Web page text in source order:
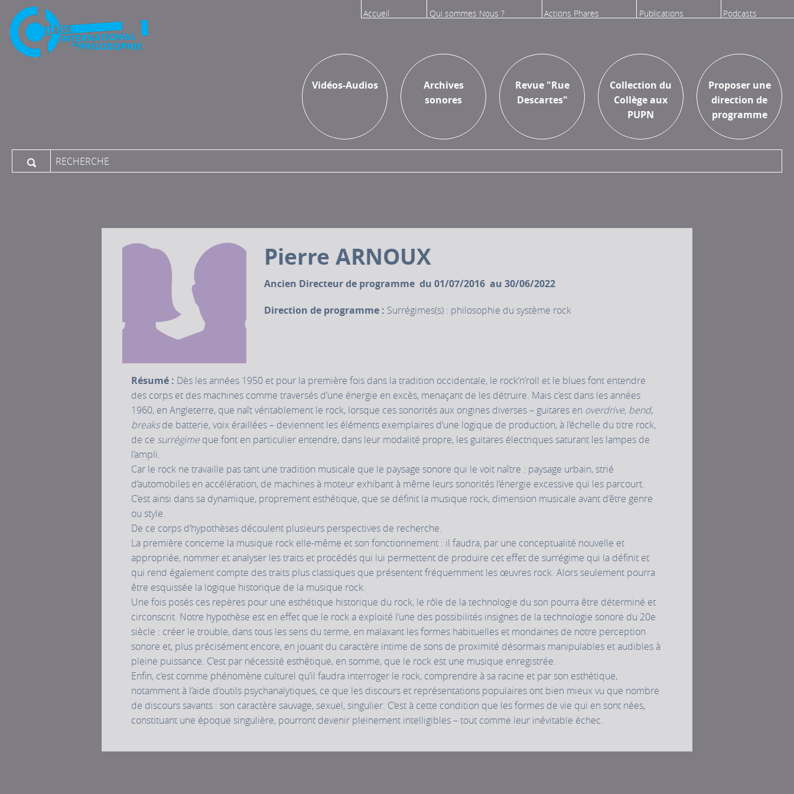
Accueil Qui sommes Nous ? Actions Phares Publications Podcasts
Proposer une
direction de
programme
Proposer une
recherche
Collection du
Collège aux
PUPN
Aux Presses
Universitaires
Paris Nanterre
Revue "Rue
Descartes"
Archives
sonores
Sur l'Inathèque
Vidéos-Audios
Vidéos
Pierre ARNOUX
Ancien Directeur de programme du 01/07/2016 au 30/06/2022
Direction de programme : Surrégimes(s) : philosophie du système rock
Résumé : Dès les années 1950 et pour la première fois dans la tradition occidentale, le rock’n’roll et le blues font entendre
des corps et des machines comme traversés d’une énergie en excès, menaçant de les détruire. Mais c’est dans les années
1960, en Angleterre, que naît véritablement le rock, lorsque ces sonorités aux origines diverses – guitares en overdrive, bend,
breaksde batterie, voix éraillées – deviennent les éléments exemplaires d’une logique de production, à l’échelle du titre rock,
de ce surrégimeque font en particulier entendre, dans leur modalité propre, les guitares électriques saturant les lampes de
l’ampli.
Car le rock ne travaille pas tant une tradition musicale que le paysage sonore qui le voit naître : paysage urbain, strié
d’automobiles en accélération, de machines à moteur exhibant à même leurs sonorités l’énergie excessive qui les parcourt.
C’est ainsi dans sa dynamique, proprement esthétique, que se définit la musique rock, dimension musicale avant d’être genre
ou style.
De ce corps d’hypothèses découlent plusieurs perspectives de recherche.
La première concerne la musique rock elle-même et son fonctionnement : il faudra, par une conceptualité nouvelle et
appropriée, nommer et analyser les traits et procédés qui lui permettent de produire cet effet de surrégime qui la définit et
qui rend également compte des traits plus classiques que présentent fréquemment les œuvres rock. Alors seulement pourra
être esquissée la logique historique de la musique rock.
Une fois posés ces repères pour une esthétique historique du rock, le rôle de la technologie du son pourra être déterminé et
circonscrit. Notre hypothèse est en effet que le rock a exploité l’une des possibilités insignes de la technologie sonore du 20e
siècle : créer le trouble, dans tous les sens du terme, en malaxant les formes habituelles et mondaines de notre perception
sonore et, plus précisément encore, en jouant du caractère intime de sons de proximité désormais manipulables et audibles à
pleine puissance. C’est par nécessité esthétique, en somme, que le rock est une musique enregistrée.
Enfin, c’est comme phénomène culturel qu’il faudra interroger le rock, comprendre à sa racine et par son esthétique,
notamment à l’aide d’outils psychanalytiques, ce que les discours et représentations populaires ont bien mieux vu que nombre
de discours savants : son caractère sauvage, sexuel, singulier. C’est à cette condition que les formes de vie qui en sont nées,
constituant une époque singulière, pourront devenir pleinement intelligibles – tout comme leur inévitable échec.